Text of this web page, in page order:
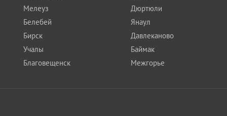
Мелеуз
Белебей
Бирск
Учалы
Благовещенск
Дюртюли
Янаул
Давлеканово
Баймак
Межгорье